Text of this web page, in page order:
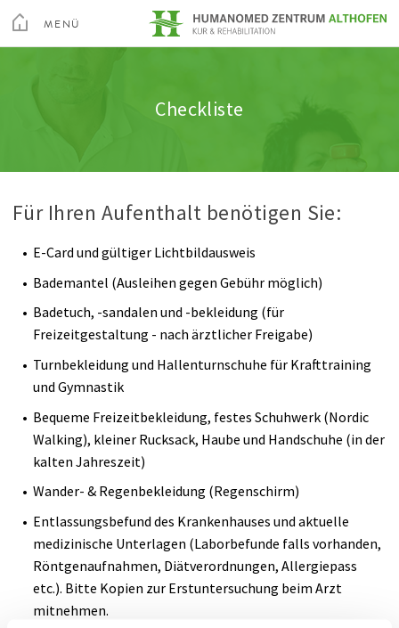
Menu
MENÜ
Privatklinik Maria Hilf
Arztsuche
Magazin Karriere
Checkliste
Herz-Kreislauf Rehabilitation
Stoffwechsel Rehabilitation
Onkologische Rehabilitation
Lungen Rehabilitation
Nieren Rehabilitation
Kur
Unsere Pflege
Berufspraktikum
Geschichte
Qualitätsmanagement
Rauchfreie Gesundheitseinrichtung
Ihr Aufenthalt
Freizeit
Altis Fitness Arena
Videos
Für Ihren Aufenthalt benötigen Sie:
E-Card und gültiger Lichtbildausweis
Bademantel (Ausleihen gegen Gebühr möglich)
Badetuch, -sandalen und -bekleidung (für
Freizeitgestaltung - nach ärztlicher Freigabe)
Turnbekleidung und Hallenturnschuhe für Krafttraining
und Gymnastik
Bequeme Freizeitbekleidung, festes Schuhwerk (Nordic
Walking), kleiner Rucksack, Haube und Handschuhe (in der
kalten Jahreszeit)
Wander- & Regenbekleidung (Regenschirm)
Entlassungsbefund des Krankenhauses und aktuelle
medizinische Unterlagen (Laborbefunde falls vorhanden,
Röntgenaufnahmen, Diätverordnungen, Allergiepass
etc.). Bitte Kopien zur Erstuntersuchung beim Arzt
mitnehmen.